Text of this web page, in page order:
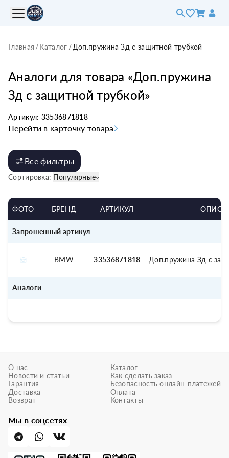
Главная /Каталог /Доп.пружина Зд с защитной трубкой
Аналоги для товара «Доп.пружина
Зд с защитной трубкой»
Артикул: 33536871818
Перейти в карточку товара
Все фильтры
Сортировка: Популярные
ФОТО БРЕНД АРТИКУЛ
Запрошенный артикул
BMW 33536871818 Доп.пружина Зд с
Аналоги
О нас
Новости и статьи
Гарантия
Доставка
Возврат
Каталог
Как сделать заказ
Безопасность онлайн-платежей
Оплата
Контакты
Мы в соцсетях